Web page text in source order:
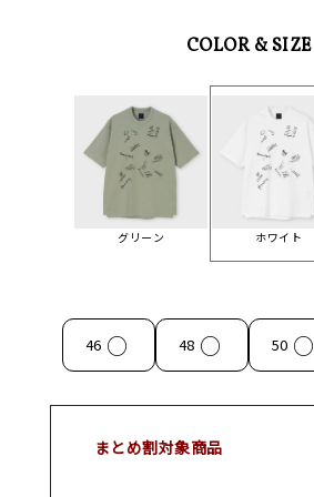
COLOR & SIZE
グリーン ホワイト
46 ○ 48 ○ 50 ○
まとめ割対象商品